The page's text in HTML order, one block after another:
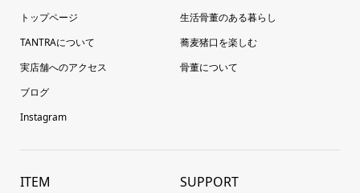
トップページ
TANTRAについて
実店舗へのアクセス
ブログ
Instagram
生活骨董のある暮らし
蕎麦猪口を楽しむ
骨董について
ITEM SUPPORT